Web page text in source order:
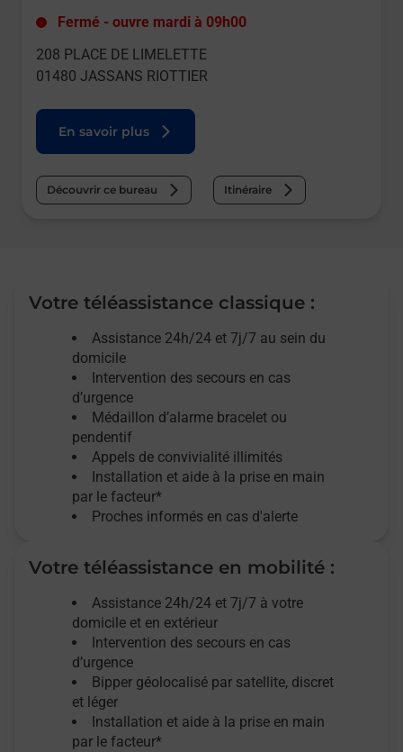
Fermé - ouvre mardi à 09h00
208 PLACE DE LIMELETTE
01480 JASSANS RIOTTIER
En savoir plus
Découvrir ce bureau Itinéraire
Votre téléassistance classique :
Assistance 24h/24 et 7j/7 au sein du
domicile
Intervention des secours en cas
d’urgence
Médaillon d’alarme bracelet ou
pendentif
Appels de convivialité illimités
Installation et aide à la prise en main
par le facteur*
Proches informés en cas d'alerte
Votre téléassistance en mobilité :
Assistance 24h/24 et 7j/7 à votre
domicile et en extérieur
Intervention des secours en cas
d’urgence
Bipper géolocalisé par satellite, discret
et léger
Installation et aide à la prise en main
par le facteur*